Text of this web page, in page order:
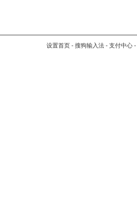
设置首页 - 搜狗输入法 - 支付中心 -